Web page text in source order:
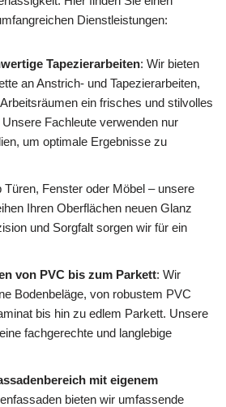
Dienstleistungen:
Tapezierarbeiten: Wir bieten
an Anstrich- und Tapezierarbeiten,
ein frisches und stilvolles
Fachleute verwenden nur
um optimale Ergebnisse zu
Türen, Fenster oder Möbel – unsere
Ihren Oberflächen neuen Glanz
und Sorgfalt sorgen wir für ein
von PVC bis zum Parkett: Wir
Bodenbeläge, von robustem PVC
bis hin zu edlem Parkett. Unsere
fachgerechte und langlebige
mit eigenem
bieten wir umfassende